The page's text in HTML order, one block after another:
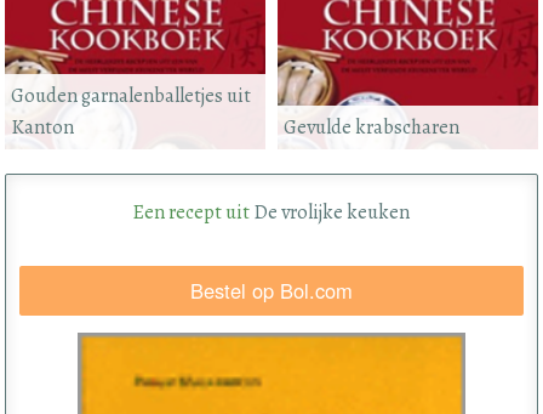
Gevulde krabscharen
Gouden garnalenballetjes uit
Kanton
Een recept uitDe vrolijke keuken
Bestel op Bol.com